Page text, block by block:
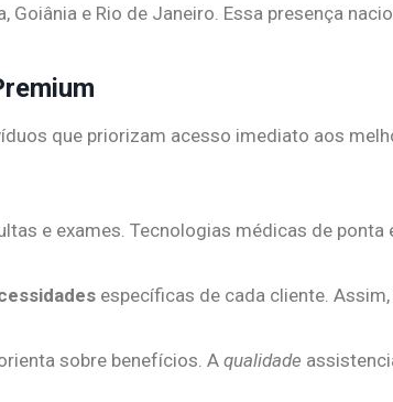
Goiânia e Rio de Janeiro. Essa presença
que priorizam acesso imediato aos
e exames. Tecnologias médicas de
específicas de cada cliente.
sobre benefícios. A qualidade